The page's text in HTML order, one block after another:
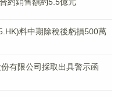
料中期除稅後虧損500萬
有限公司採取出具警示函